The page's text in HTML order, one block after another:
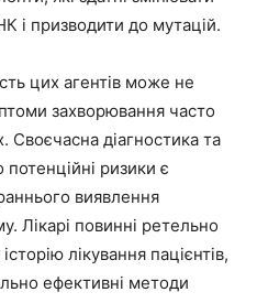
і призводити до мутацій.
цих агентів може не
захворювання часто
Своєчасна діагностика та
ризики є
виявлення
Лікарі повинні ретельно
лікування пацієнтів,
ефективні методи